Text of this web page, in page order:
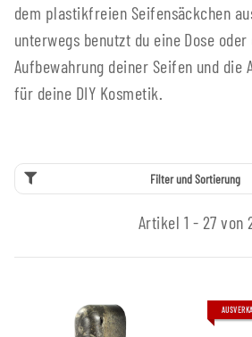
dem plastikfreien Seifensäckchen
unterwegs benutzt du eine Dose
Aufbewahrung deiner Seifen und die
für deine DIY Kosmetik.
Filter und Sortierung
Artikel 1 - 27 von